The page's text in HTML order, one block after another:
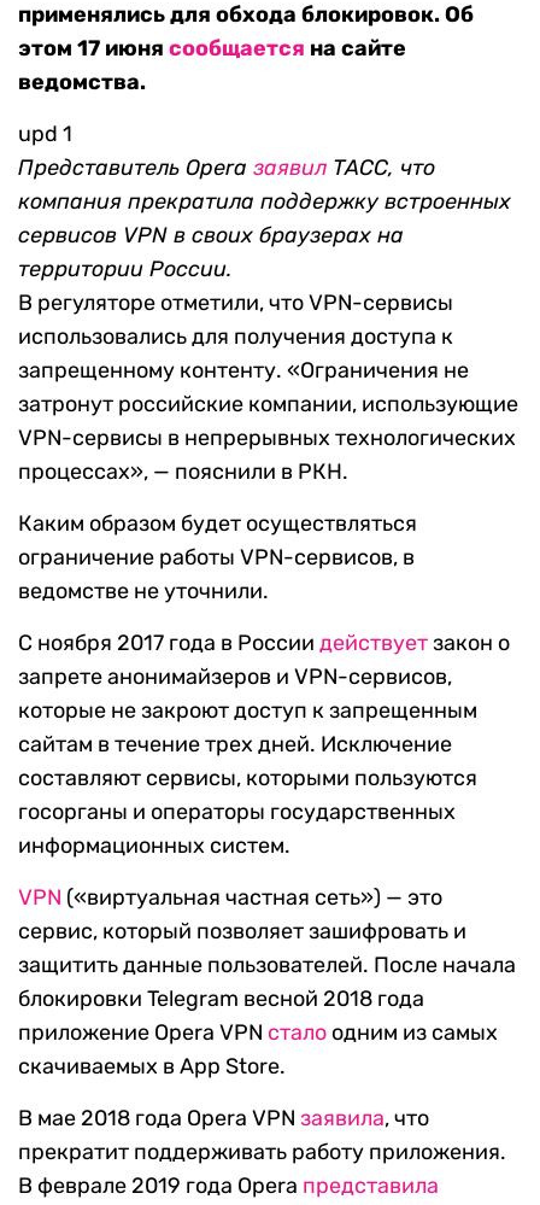
применялись для обхода блокировок. Об
этом 17 июня сообщается на сайте
ведомства.
upd 1
Представитель Opera заявил ТАСС, что
компания прекратила поддержку встроенных
сервисов VPN в своих браузерах на
территории России.
В регуляторе отметили, что VPN-сервисы
использовались для получения доступа к
запрещенному контенту. «Ограничения не
затронут российские компании, использующие
VPN-сервисы в непрерывных технологических
процессах», — пояснили в РКН.
Каким образом будет осуществляться
ограничение работы VPN-сервисов, в
ведомстве не уточнили.
С ноября 2017 года в России действуетзакон о
запрете анонимайзеров и VPN-сервисов,
которые не закроют доступ к запрещенным
сайтам в течение трех дней. Исключение
составляют сервисы, которыми пользуются
госорганы и операторы государственных
информационных систем.
VPN («виртуальная частная сеть») — это
сервис, который позволяет зашифровать и
защитить данные пользователей. После начала
блокировки Telegram весной 2018 года
приложение Opera VPN стало одним из самых
скачиваемых в App Store.
В мае 2018 года Opera VPN заявила, что
прекратит поддерживать работу приложения.
В феврале 2019 года Opera представила